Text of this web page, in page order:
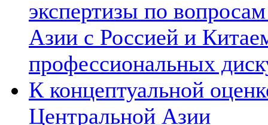
экспертизы по
Азии с Россией и
профессиональных
К концептуальной
Центральной Азии